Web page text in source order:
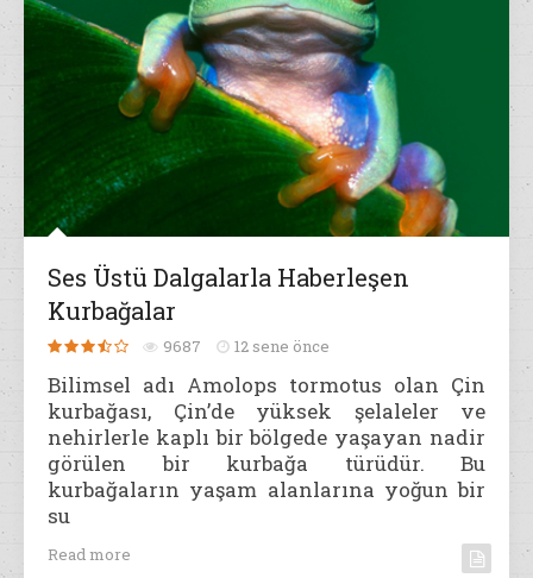
Ses Üstü Dalgalarla Haberleşen
Kurbağalar
9687 12 sene önce
Bilimsel adı Amolops tormotus olan Çin
kurbağası, Çin’de yüksek şelaleler ve
nehirlerle kaplı bir bölgede yaşayan nadir
görülen bir kurbağa türüdür. Bu
kurbağaların yaşam alanlarına yoğun bir
su
Read more